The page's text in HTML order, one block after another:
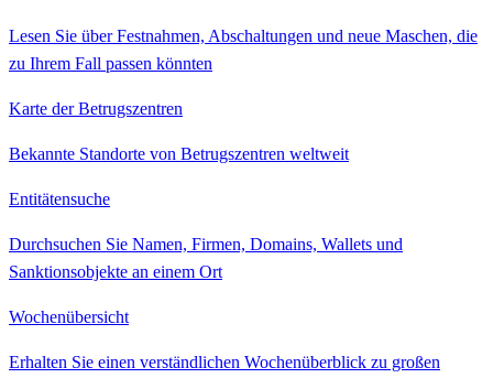
Lesen Sie über Festnahmen, Abschaltungen und neue Maschen, die
zu Ihrem Fall passen könnten
Karte der Betrugszentren
Bekannte Standorte von Betrugszentren weltweit
Entitätensuche
Durchsuchen Sie Namen, Firmen, Domains, Wallets und
Sanktionsobjekte an einem Ort
Wochenübersicht
Erhalten Sie einen verständlichen Wochenüberblick zu großen